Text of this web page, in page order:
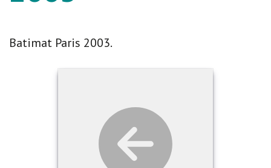
Batimat Paris 2003.